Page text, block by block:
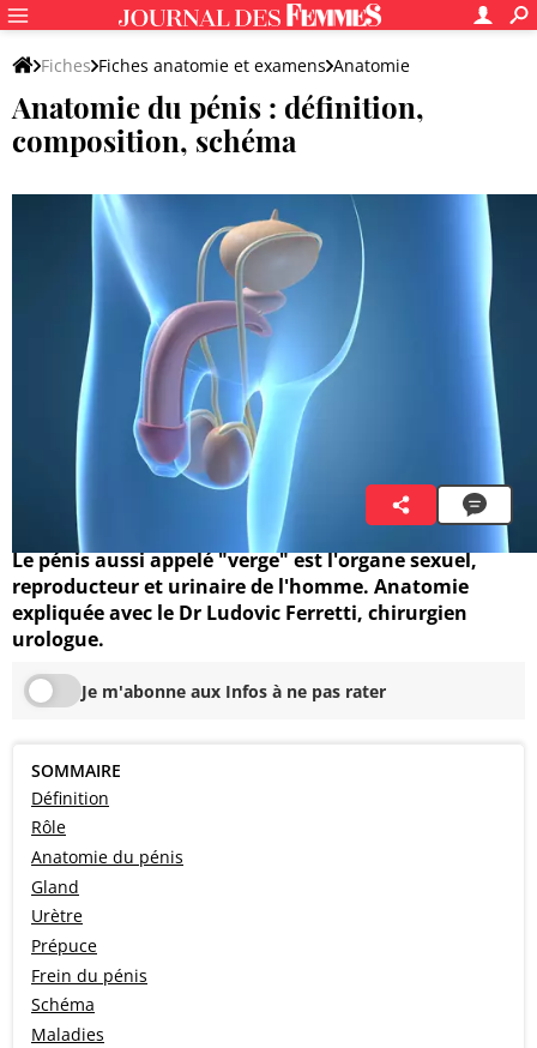
Fiches Fiches anatomie et examens Anatomie
Système reproducteur
Anatomie du pénis : définition,
composition, schéma
Océane Redon
9 janvier 2023 12:50
Le pénis aussi appelé "verge" est l'organe sexuel,
reproducteur et urinaire de l'homme. Anatomie
expliquée avec le Dr Ludovic Ferretti, chirurgien
urologue.
Je m'abonne aux Infos à ne pas rater
SOMMAIRE
Définition
Rôle
Anatomie du pénis
Gland
Urètre
Prépuce
Frein du pénis
Schéma
Maladies